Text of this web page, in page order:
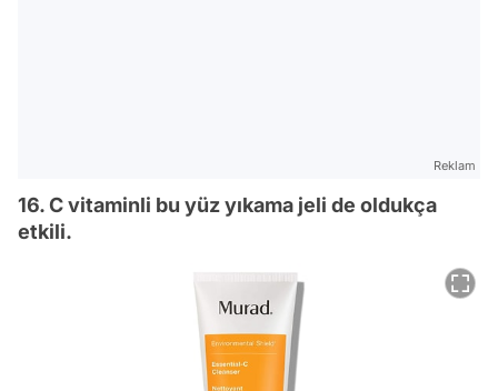
Reklam
16. C vitaminli bu yüz yıkama jeli de oldukça
etkili.